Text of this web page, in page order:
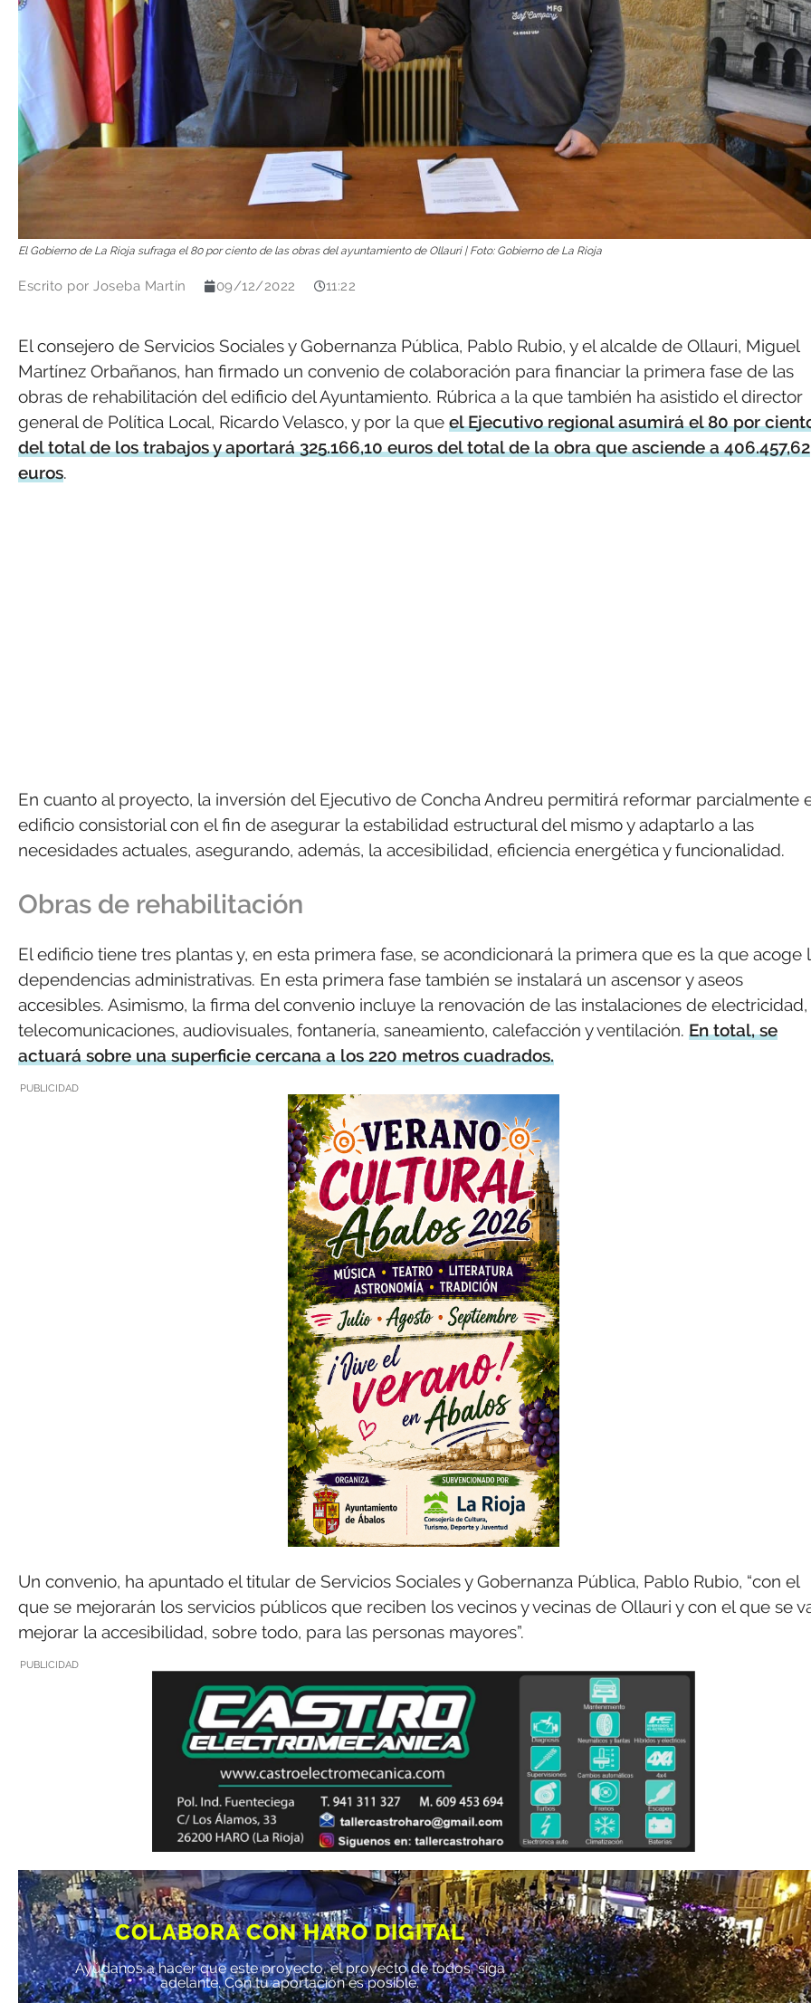
El Gobierno de La Rioja sufraga el 80 por ciento de las obras del ayuntamiento de Ollauri | Foto: Gobierno de La Rioja
Escrito por Joseba Martín 09/12/2022 11:22
El consejero de Servicios Sociales y Gobernanza Pública, Pablo Rubio, y el alcalde de Ollauri, Miguel
Martínez Orbañanos, han firmado un convenio de colaboración para financiar la primera fase de las
obras de rehabilitación del edificio del Ayuntamiento. Rúbrica a la que también ha asistido el director
general de Política Local, Ricardo Velasco, y por la que el Ejecutivo regional asumirá el 80 por
del total de los trabajos y aportará 325.166,10 euros del total de la obra que asciende a 406.457,62
euros.
En cuanto al proyecto, la inversión del Ejecutivo de Concha Andreu permitirá reformar parcialmente
edificio consistorial con el fin de asegurar la estabilidad estructural del mismo y adaptarlo a las
necesidades actuales, asegurando, además, la accesibilidad, eficiencia energética y funcionalidad.
Obras de rehabilitación
El edificio tiene tres plantas y, en esta primera fase, se acondicionará la primera que es la que acoge
dependencias administrativas. En esta primera fase también se instalará un ascensor y aseos
accesibles. Asimismo, la firma del convenio incluye la renovación de las instalaciones de electricidad,
telecomunicaciones, audiovisuales, fontanería, saneamiento, calefacción y ventilación. En total, se
actuará sobre una superficie cercana a los 220 metros cuadrados.
PUBLICIDAD
Un convenio, ha apuntado el titular de Servicios Sociales y Gobernanza Pública, Pablo Rubio, “con el
que se mejorarán los servicios públicos que reciben los vecinos y vecinas de Ollauri y con el que se
mejorar la accesibilidad, sobre todo, para las personas mayores”.
PUBLICIDAD
COLABORA CON HARO DIGITAL
Ayúdanos a hacer que este proyecto, el proyecto de todos, siga
adelante. Con tu aportación es posible.